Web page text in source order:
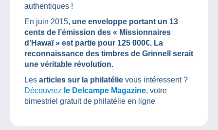
authentiques !
En juin 2015, une enveloppe portant un 13
cents de l’émission des « Missionnaires
d’Hawaï » est partie pour 125 000€. La
reconnaissance des timbres de Grinnell serait
une véritable révolution.
Les articles sur la philatélie vous intéressent ?
Découvrez le Delcampe Magazine, votre
bimestriel gratuit de philatélie en ligne